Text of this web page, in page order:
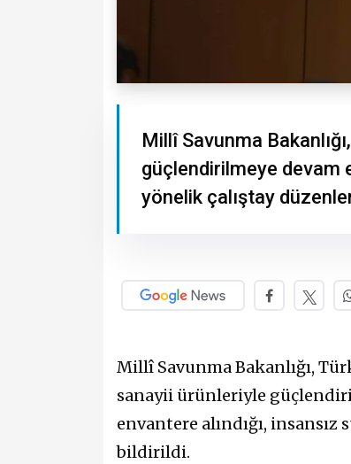
Millî Savunma
güçlendirilmeye devam
yönelik çalıştay
Millî Savunma Bakanlığı,
sanayii ürünleriyle
envantere alındığı,
bildirildi.